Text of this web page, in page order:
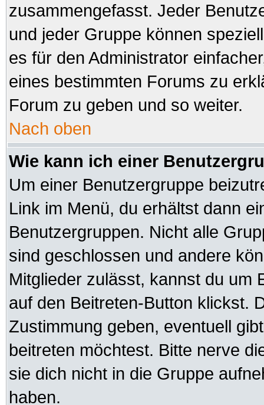
zusammengefasst. Jeder
und jeder Gruppe können
es für den Administrator
eines bestimmten Forums zu
Forum zu geben und so weiter.
Nach oben
Wie kann ich einer
Um einer Benutzergruppe
Link im Menü, du erhältst dann
Benutzergruppen. Nicht alle
sind geschlossen und andere
Mitglieder zulässt, kannst du um
auf den Beitreten-Button klickst.
Zustimmung geben, eventuell
beitreten möchtest. Bitte nerve
sie dich nicht in die Gruppe
haben.